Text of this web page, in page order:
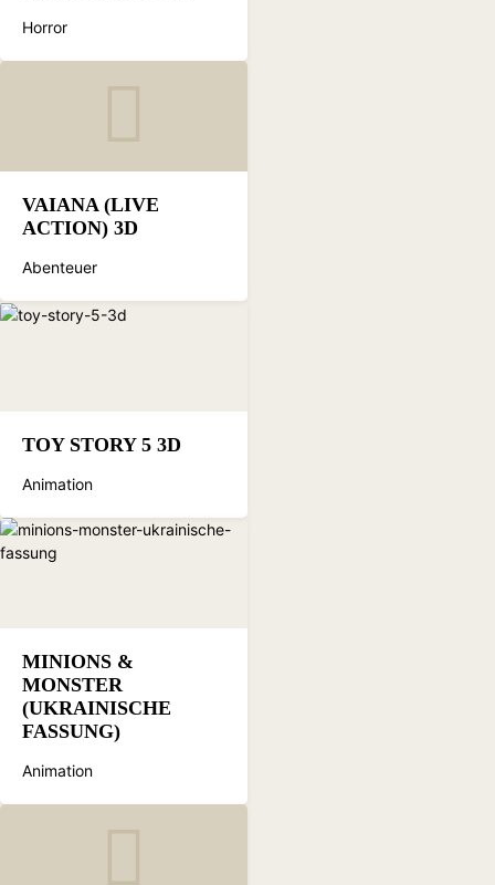
Horror
VAIANA (LIVE
ACTION) 3D
Abenteuer
TOY STORY 5 3D
Animation
MINIONS &
MONSTER
(UKRAINISCHE
FASSUNG)
Animation